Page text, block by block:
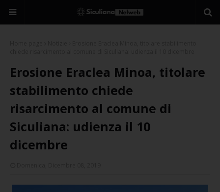
Erosione Eraclea Minoa, titolare
stabilimento chiede
risarcimento al comune di
Siculiana: udienza il 10
dicembre